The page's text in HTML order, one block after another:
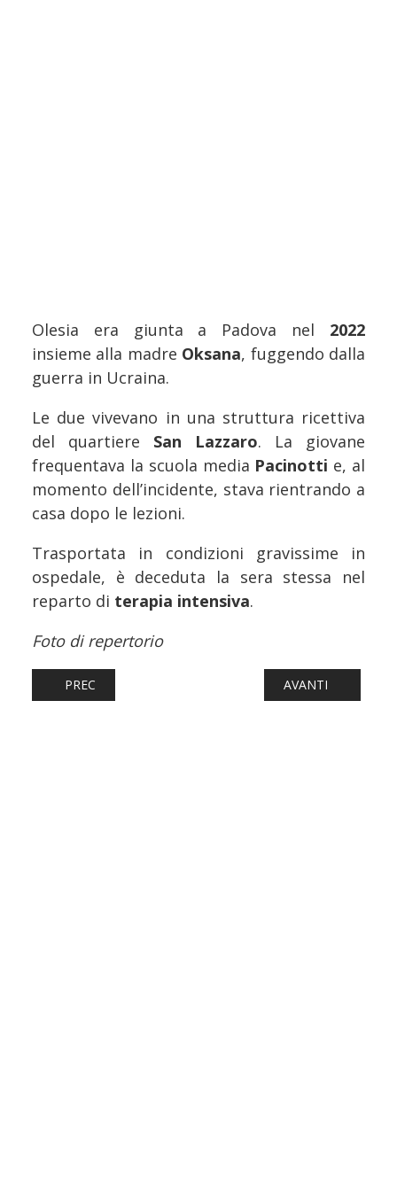
Olesia era giunta a Padova nel 2022
insieme alla madre Oksana, fuggendo dalla
guerra in Ucraina.
Le due vivevano in una struttura ricettiva
del quartiere San Lazzaro. La giovane
frequentava la scuola media Pacinotti e, al
momento dell’incidente, stava rientrando a
casa dopo le lezioni.
Trasportata in condizioni gravissime in
ospedale, è deceduta la sera stessa nel
reparto di terapia intensiva.
Foto di repertorio
ARTICOLO PRECEDENTE: FERROVIE: AGGREDÌ
PREC ARTICOLO
AVANTI